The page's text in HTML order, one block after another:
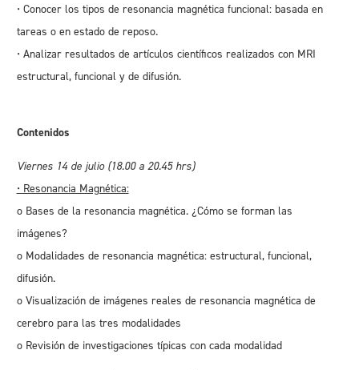
• Conocer los tipos de resonancia magnética funcional: basada en
tareas o en estado de reposo.
• Analizar resultados de artículos científicos realizados con MRI
estructural, funcional y de difusión.
Contenidos
Viernes 14 de julio (18.00 a 20.45 hrs)
• Resonancia Magnética:
o Bases de la resonancia magnética. ¿Cómo se forman las
imágenes?
o Modalidades de resonancia magnética: estructural, funcional,
difusión.
o Visualización de imágenes reales de resonancia magnética de
cerebro para las tres modalidades
o Revisión de investigaciones típicas con cada modalidad